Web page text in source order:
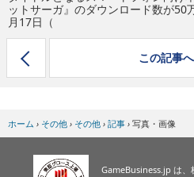
ットサーガ』のダウンロード数が50
月17日（
この記事
ホーム › その他 › その他 › 記事 › 写真・画像
GameBusiness.jp は、